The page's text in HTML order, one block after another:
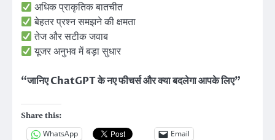
अधिक प्राकृतिक बातचीत
बेहतर प्रश्न समझने की क्षमता
तेज और सटीक जवाब
यूजर अनुभव में बड़ा सुधार
“जानिए ChatGPT के नए फीचर्स और क्या बदलेगा आपके लिए”
Share this:
WhatsApp
Email